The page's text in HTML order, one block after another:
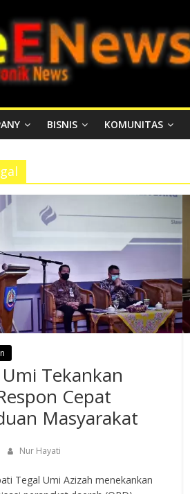
BISNIS KOMUNITAS
Tekankan
Cepat
Masyarakat
Nur Hayati
Tegal Umi Azizah menekankan